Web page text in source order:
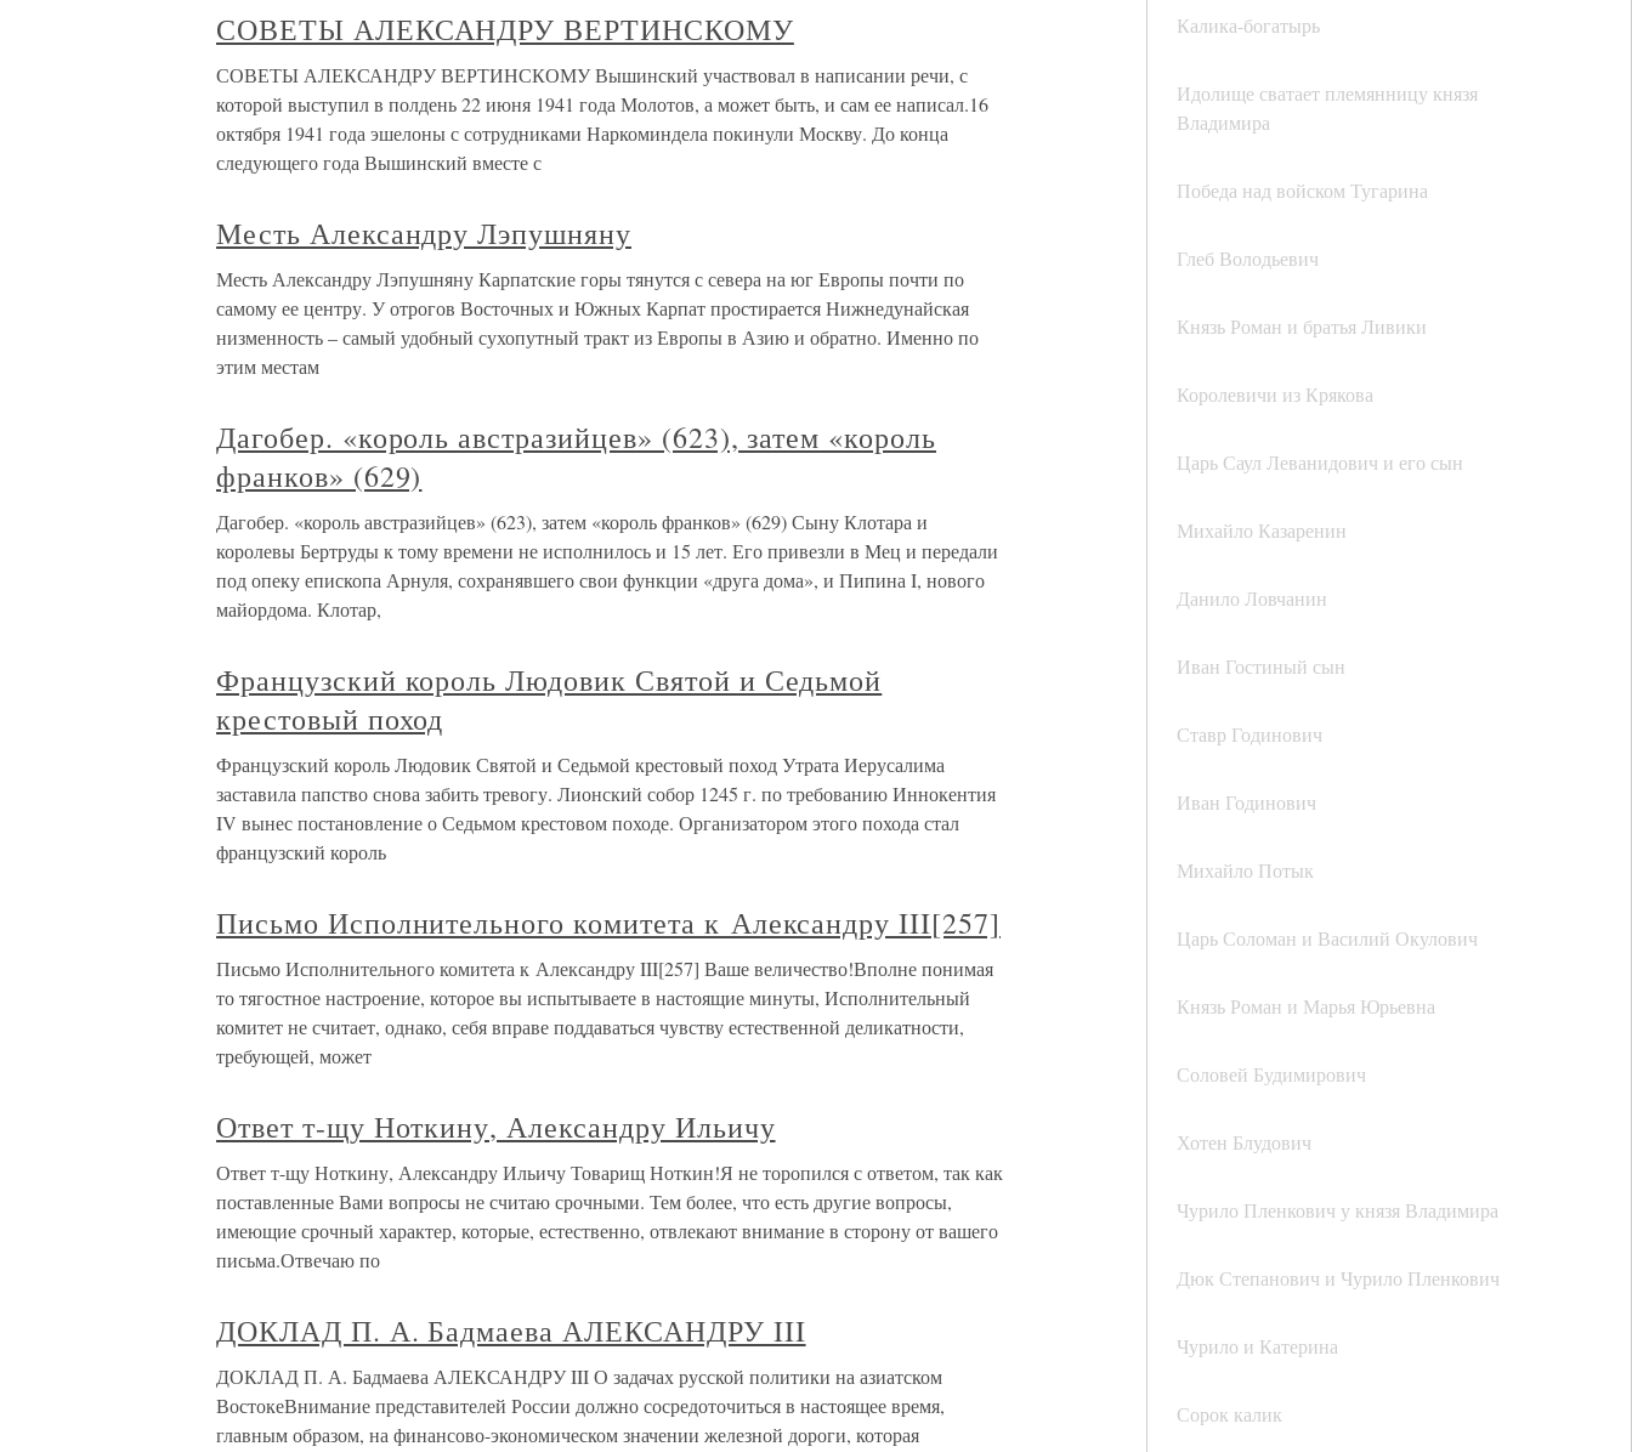
Калика-богатырь
Идолище сватает племянницу князя
Владимира
Победа над войском Тугарина
Глеб Володьевич
Князь Роман и братья Ливики
Королевичи из Крякова
Царь Саул Леванидович и его сын
Михайло Казаренин
Данило Ловчанин
Иван Гостиный сын
Ставр Годинович
Иван Годинович
Михайло Потык
Царь Соломан и Василий Окулович
Князь Роман и Марья Юрьевна
Соловей Будимирович
Хотен Блудович
Чурило Пленкович у князя Владимира
Дюк Степанович и Чурило Пленкович
Чурило и Катерина
Сорок калик
СОВЕТЫ АЛЕКСАНДРУ ВЕРТИНСКОМУ
СОВЕТЫ АЛЕКСАНДРУ ВЕРТИНСКОМУ Вышинский участвовал в написании речи, с
которой выступил в полдень 22 июня 1941 года Молотов, а может быть, и сам ее написал.16
октября 1941 года эшелоны с сотрудниками Наркоминдела покинули Москву. До конца
следующего года Вышинский вместе с
Месть Александру Лэпушняну
Месть Александру Лэпушняну Карпатские горы тянутся с севера на юг Европы почти по
самому ее центру. У отрогов Восточных и Южных Карпат простирается Нижнедунайская
низменность – самый удобный сухопутный тракт из Европы в Азию и обратно. Именно по
этим местам
Дагобер. «король австразийцев» (623), затем «король
франков» (629)
Дагобер. «король австразийцев» (623), затем «король франков» (629) Сыну Клотара и
королевы Бертруды к тому времени не исполнилось и 15 лет. Его привезли в Мец и передали
под опеку епископа Арнуля, сохранявшего свои функции «друга дома», и Пипина I, нового
майордома. Клотар,
Французский король Людовик Святой и Седьмой
крестовый поход
Французский король Людовик Святой и Седьмой крестовый поход Утрата Иерусалима
заставила папство снова забить тревогу. Лионский собор 1245 г. по требованию Иннокентия
IV вынес постановление о Седьмом крестовом походе. Организатором этого похода стал
французский король
Письмо Исполнительного комитета к Александру III[257]
Письмо Исполнительного комитета к Александру III[257] Ваше величество!Вполне понимая
то тягостное настроение, которое вы испытываете в настоящие минуты, Исполнительный
комитет не считает, однако, себя вправе поддаваться чувству естественной деликатности,
требующей, может
Ответ т-щу Ноткину, Александру Ильичу
Ответ т-щу Ноткину, Александру Ильичу Товарищ Ноткин!Я не торопился с ответом, так как
поставленные Вами вопросы не считаю срочными. Тем более, что есть другие вопросы,
имеющие срочный характер, которые, естественно, отвлекают внимание в сторону от вашего
письма.Отвечаю по
ДОКЛАД П. А. Бадмаева АЛЕКСАНДРУ III
ДОКЛАД П. А. Бадмаева АЛЕКСАНДРУ III О задачах русской политики на азиатском
ВостокеВнимание представителей России должно сосредоточиться в настоящее время,
главным образом, на финансово-экономическом значении железной дороги, которая